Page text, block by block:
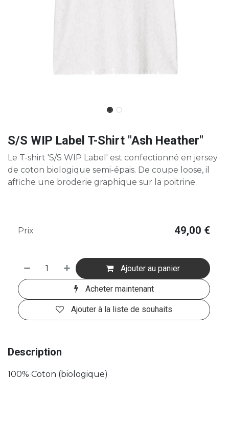
S/S WIP Label T-Shirt "Ash Heather"
Le T-shirt 'S/S WIP Label' est confectionné en jersey
de coton biologique semi-épais. De coupe loose, il
affiche une broderie graphique sur la poitrine.
Ajouter au panier
Acheter maintenant
Ajouter à la liste de souhaits
Prix 49,00 €
Description
100% Coton (biologique)